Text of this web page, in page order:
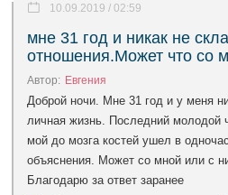
мне 31 год и никак не
отношения.Может что со
10.09.2019 / 02:59
Автор: Евгения
Доброй ночи. Мне 31 год и у меня
личная жизнь. Последний молодой
мой до мозга костей ушел в
объяснения. Может со мной или с
Благодарю за ответ заранее